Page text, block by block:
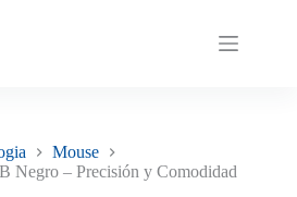
Mouse
Negro – Precisión y Comodidad